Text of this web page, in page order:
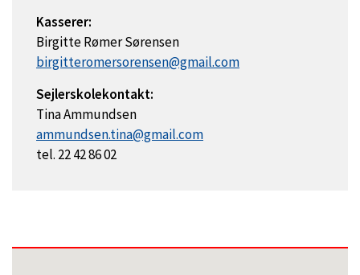
Kasserer:
Birgitte Rømer Sørensen
birgitteromersorensen@gmail.com
Sejlerskolekontakt:
Tina Ammundsen
ammundsen.tina@gmail.com
tel. 22 42 86 02